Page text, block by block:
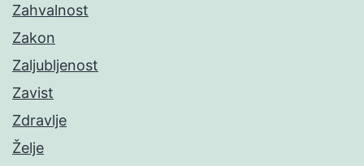
Zahvalnost
Zakon
Zaljubljenost
Zavist
Zdravlje
Želje